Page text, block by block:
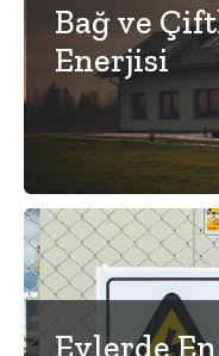
Bağ ve
Enerjisi
Evlerde En